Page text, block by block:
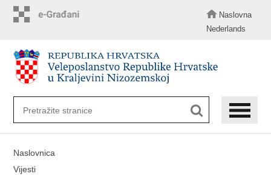
Naslovna
Nederlands
Naslovnica
Vijesti